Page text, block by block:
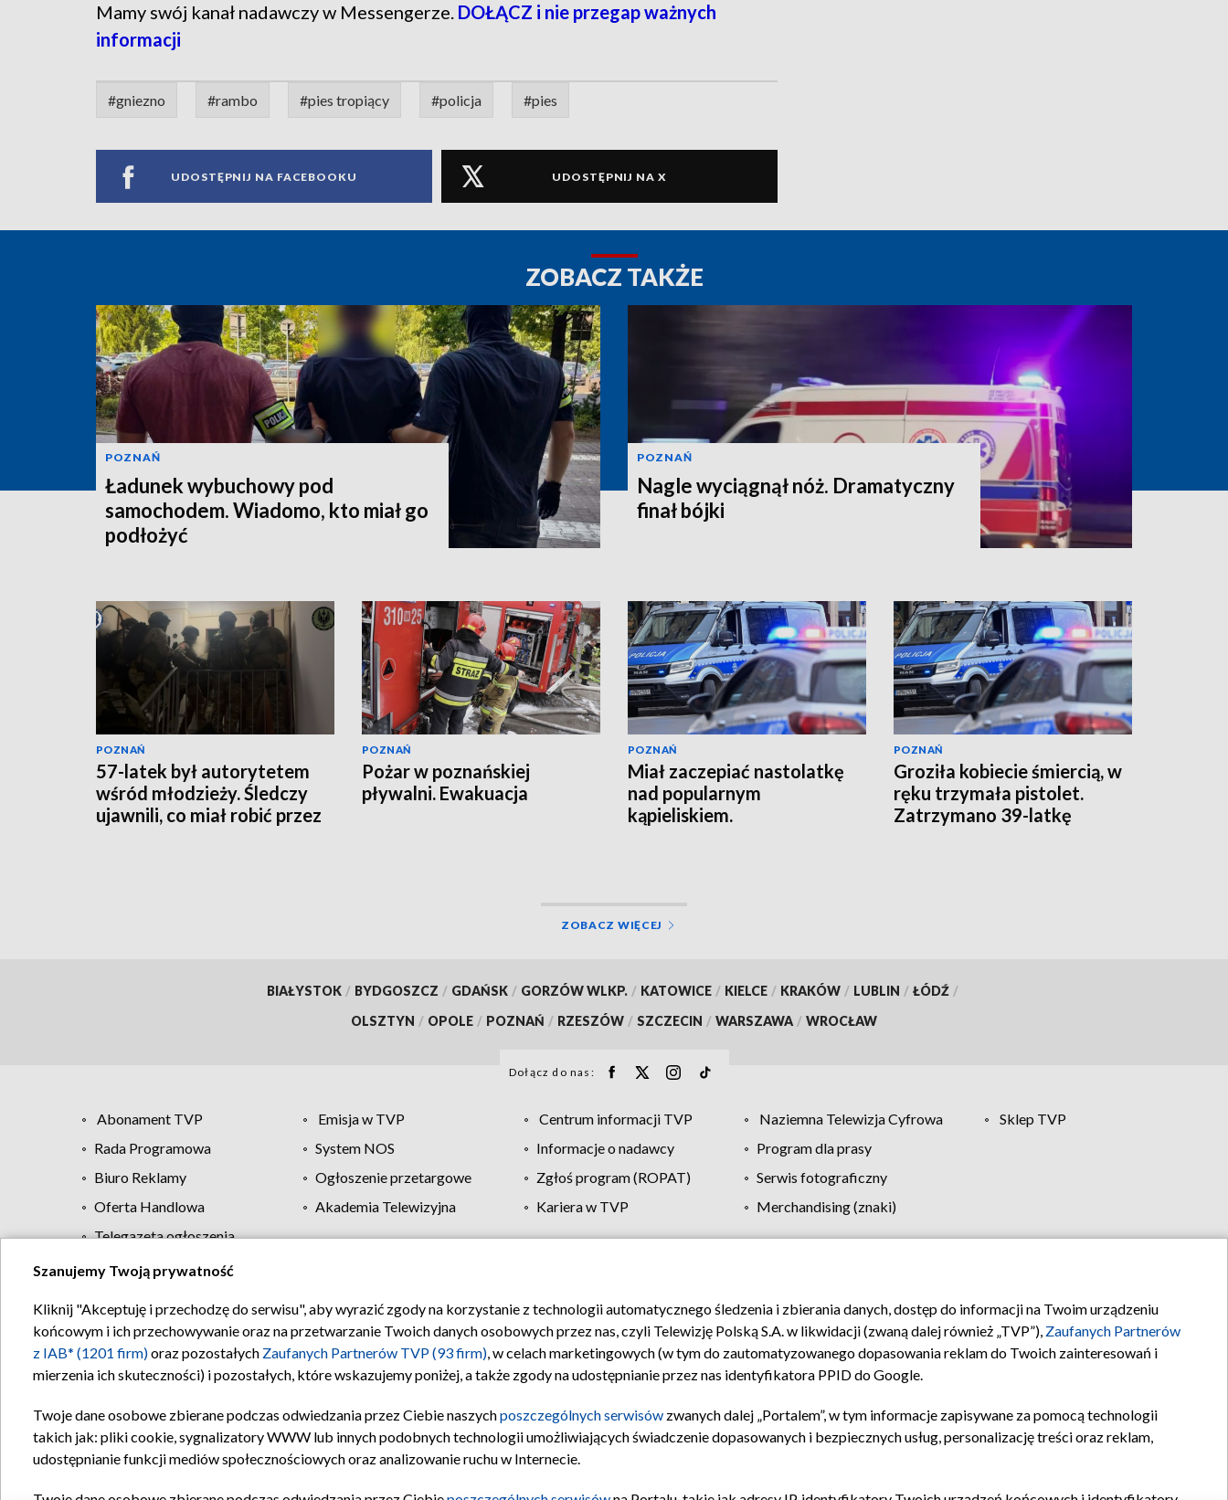
Mamy swój kanał nadawczy w Messengerze. DOŁĄCZ i nie przegap ważnych
informacji
#gniezno #rambo #pies tropiący #policja #pies
UDOSTĘPNIJ NA FACEBOOKU UDOSTĘPNIJ NA X
ZOBACZ TAKŻE
POZNAŃ
Ładunek wybuchowy pod
samochodem. Wiadomo, kto miał go
podłożyć
POZNAŃ
Nagle wyciągnął nóż. Dramatyczny
finał bójki
POZNAŃ
57-latek był autorytetem
wśród młodzieży. Śledczy
ujawnili, co miał robić przez
POZNAŃ
Pożar w poznańskiej
pływalni. Ewakuacja
POZNAŃ
Miał zaczepiać nastolatkę
nad popularnym
kąpieliskiem.
POZNAŃ
Groziła kobiecie śmiercią, w
ręku trzymała pistolet.
Zatrzymano 39-latkę
ZOBACZ WIĘCEJ
BIAŁYSTOK / BYDGOSZCZ / GDAŃSK / GORZÓW WLKP. / KATOWICE / KIELCE / KRAKÓW / LUBLIN / ŁÓDŹ /
OLSZTYN / OPOLE / POZNAŃ / RZESZÓW / SZCZECIN / WARSZAWA / WROCŁAW
Dołącz do nas:
Abonament TVP Emisja w TVP Centrum informacji TVP Naziemna Telewizja Cyfrowa
Sklep TVP
Rada Programowa
System NOS Informacje o nadawcy
Program dla prasy
Biuro Reklamy
Ogłoszenie przetargowe Zgłoś program (ROPAT)
Serwis fotograficzny
Oferta Handlowa
Akademia Telewizyjna Kariera w TVP
Merchandising (znaki)
Telegazeta ogłoszenia
Regulamin TVP Polityka prywatności Moje zgody Pomoc Biuro reklamy Kontakt
Szanujemy Twoją prywatność
Kliknij "Akceptuję i przechodzę do serwisu", aby wyrazić zgody na korzystanie z technologii automatycznego śledzenia i zbierania danych, dostęp do informacji na Twoim urządzeniu
końcowym i ich przechowywanie oraz na przetwarzanie Twoich danych osobowych przez nas, czyli Telewizję Polską S.A. w likwidacji (zwaną dalej również „TVP”), Zaufanych Partnerów
z IAB* (1201 firm)oraz pozostałych Zaufanych Partnerów TVP (93 firm), w celach marketingowych (w tym do zautomatyzowanego dopasowania reklam do Twoich zainteresowań i
mierzenia ich skuteczności) i pozostałych, które wskazujemy poniżej, a także zgody na udostępnianie przez nas identyfikatora PPID do Google.
Twoje dane osobowe zbierane podczas odwiedzania przez Ciebie naszychposzczególnych serwisów zwanych dalej „Portalem”, w tym informacje zapisywane za pomocą technologii
takich jak: pliki cookie, sygnalizatory WWW lub innych podobnych technologii umożliwiających świadczenie dopasowanych i bezpiecznych usług, personalizację treści oraz reklam,
udostępnianie funkcji mediów społecznościowych oraz analizowanie ruchu w Internecie.